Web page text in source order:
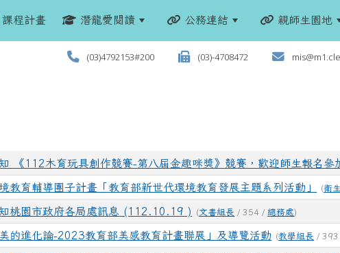
程計畫 潛龍愛閱讀 公務連結 親師生園地
(03)4792153#200 (03)-4708472
《112木育玩具創作競賽-第八屆金趣咪獎》競賽，歡迎師生報名參
教育輔導團子計畫「教育部新世代環境教育發展主題系列活動」 (衛
桃園市政府各局處訊息 (112.10.19 ) (文書組長 / 354 / 總務處)
美的進化論-2023教育部美感教育計畫聯展」及導覽活動 (教學組長 /